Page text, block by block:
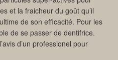
et la fraicheur du goût qu’il
de son efficacité. Pour les
de se passer de dentifrice.
d’un professionel pour